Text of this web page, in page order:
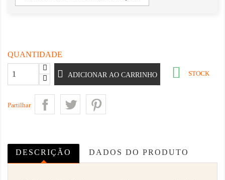
QUANTIDADE
ADICIONAR AO CARRINHO  STOCK
Partilhar
DESCRIÇÃO DADOS DO PRODUTO